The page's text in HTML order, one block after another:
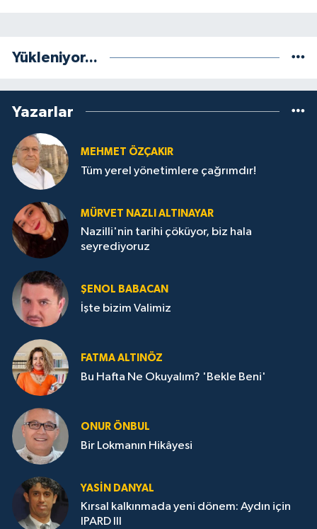
Yükleniyor...
Yazarlar
MEHMET ÖZÇAKIR
Tüm yerel yönetimlere çağrımdır!
MÜRVET NAZLI ALTINAYAR
Nazilli'nin tarihi çöküyor, biz hala
seyrediyoruz
ŞENOL BABACAN
İşte bizim Valimiz
FATMA ALTINÖZ
Bu Hafta Ne Okuyalım? 'Bekle Beni'
ONUR ÖNBUL
Bir Lokmanın Hikâyesi
YASIN DANYAL
Kırsal kalkınmada yeni dönem: Aydın için
IPARD III